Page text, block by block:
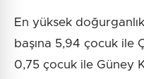
En yüksek
başına 5,94 çocuk ile
0,75 çocuk ile Güney